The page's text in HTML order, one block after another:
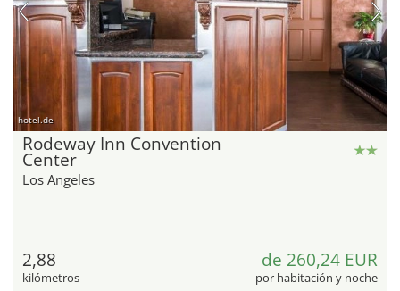
hotel.de
Rodeway Inn Convention
Center
Los Angeles
2,88
kilómetros
de 260,24 EUR
por habitación y noche